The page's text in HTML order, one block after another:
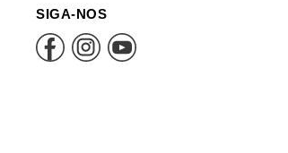
SIGA-NOS